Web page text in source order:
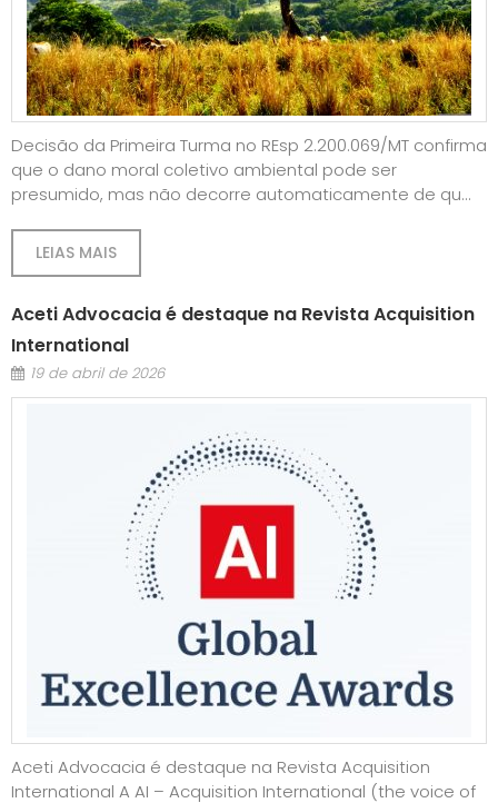
Decisão da Primeira Turma no REsp 2.200.069/MT confirma
que o dano moral coletivo ambiental pode ser
presumido, mas não decorre automaticamente de qu...
LEIAS MAIS
Aceti Advocacia é destaque na Revista Acquisition
International
19 de abril de 2026
Aceti Advocacia é destaque na Revista Acquisition
International A AI – Acquisition International (the voice of